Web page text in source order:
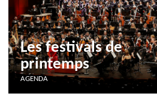
Les festivals de
printemps
AGENDA